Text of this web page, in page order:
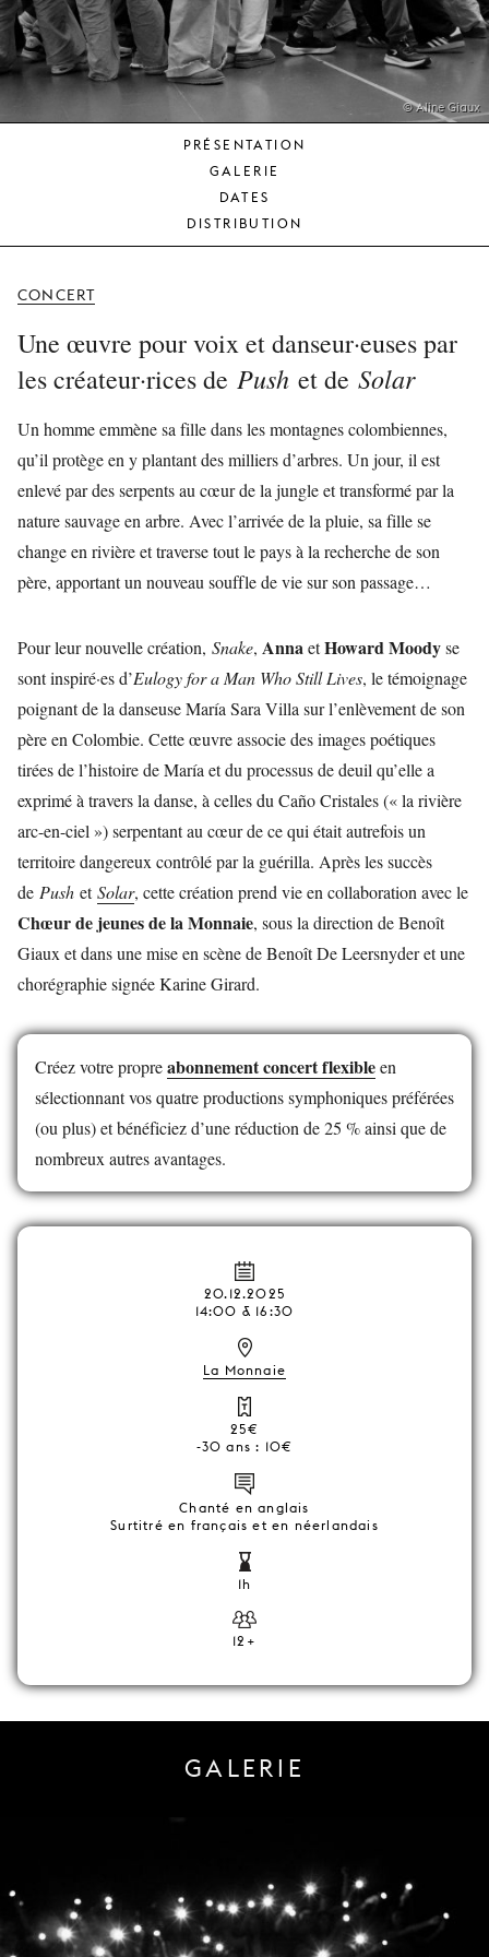
JEUNE
PUBLIC
SOUTENIR
© Aline Giaux
PRÉSENTATION
GALERIE
DATES
DISTRIBUTION
CONCERT
Une œuvre pour voix et danseur·euses par
les créateur·rices de Push et de Solar
Un homme emmène sa fille dans les montagnes colombiennes,
qu’il protège en y plantant des milliers d’arbres. Un jour, il est
enlevé par des serpents au cœur de la jungle et transformé par la
nature sauvage en arbre. Avec l’arrivée de la pluie, sa fille se
change en rivière et traverse tout le pays à la recherche de son
père, apportant un nouveau souffle de vie sur son passage…
Pour leur nouvelle création, Snake, AnnaetHoward Moodyse
sont inspiré·es d’Eulogy for a Man Who Still Lives, le témoignage
poignant de la danseuse María Sara Villa sur l’enlèvement de son
père en Colombie. Cette œuvre associe des images poétiques
tirées de l’histoire de María et du processus de deuil qu’elle a
exprimé à travers la danse, à celles du Caño Cristales (« la rivière
arc-en-ciel ») serpentant au cœur de ce qui était autrefois un
territoire dangereux contrôlé par la guérilla. Après les succès
de Push etSolar, cette création prend vie en collaboration avec le
Chœur de jeunes de la Monnaie, sous la direction de Benoît
Giaux et dans une mise en scène de Benoît De Leersnyder et une
chorégraphie signée Karine Girard.
Créez votre propreabonnement concert flexibleen
sélectionnant vos quatre productions symphoniques préférées
(ou plus) et bénéficiez d’une réduction de 25 % ainsi que de
nombreux autres avantages.
20.12.2025
14:00 & 16:30
La Monnaie
25€
-30 ans : 10€
Chanté en anglais
Surtitré en français et en néerlandais
1h
12+
GALERIE